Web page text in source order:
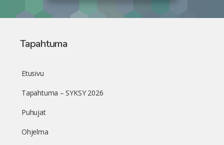
Tapahtuma
Etusivu
Tapahtuma – SYKSY 2026
Puhujat
Ohjelma